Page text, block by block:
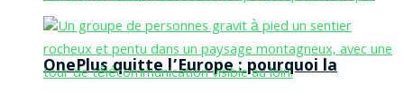
OnePlus quitte l’Europe : pourquoi la